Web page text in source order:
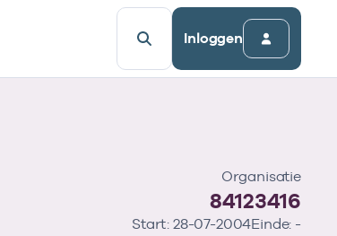
Inloggen
Organisatie
84123416
Start: 28-07-2004Einde: -